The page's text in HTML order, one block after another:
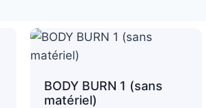
BODY BURN 1 (sans
matériel)